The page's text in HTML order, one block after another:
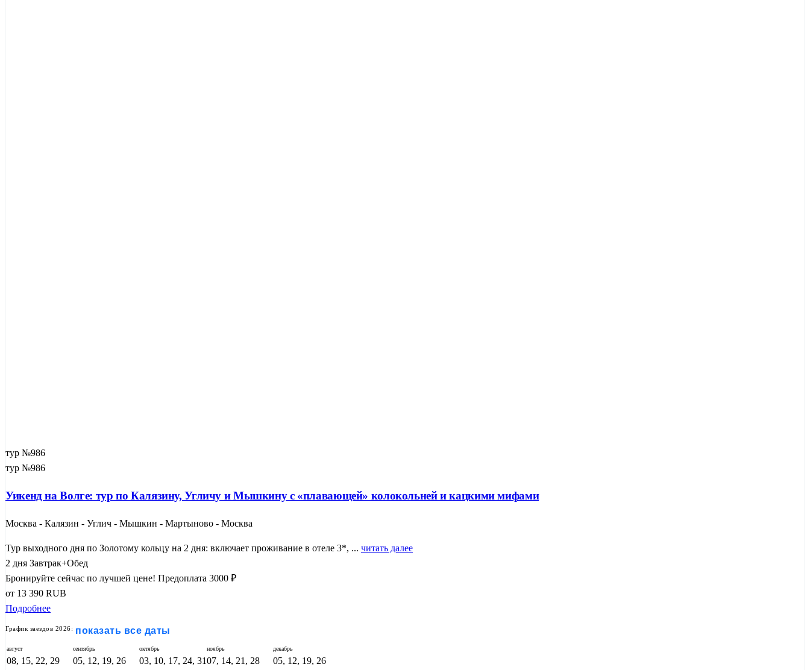
тур №986
тур №986
Уикенд на Волге: тур по Калязину, Угличу и Мышкину с «плавающей» колокольней и кацкими мифами
Москва - Калязин - Углич - Мышкин - Мартыново - Москва
Тур выходного дня по Золотому кольцу на 2 дня: включает проживание в отеле 3*, ... читать далее
2 дня Завтрак+Обед
Бронируйте сейчас по лучшей цене! Предоплата 3000 ₽
от 13 390 RUB
Подробнее
График заездов 2026: показать все даты
август
08, 15, 22, 29
сентябрь
05, 12, 19, 26
октябрь
03, 10, 17, 24, 31
ноябрь
07, 14, 21, 28
декабрь
05, 12, 19, 26